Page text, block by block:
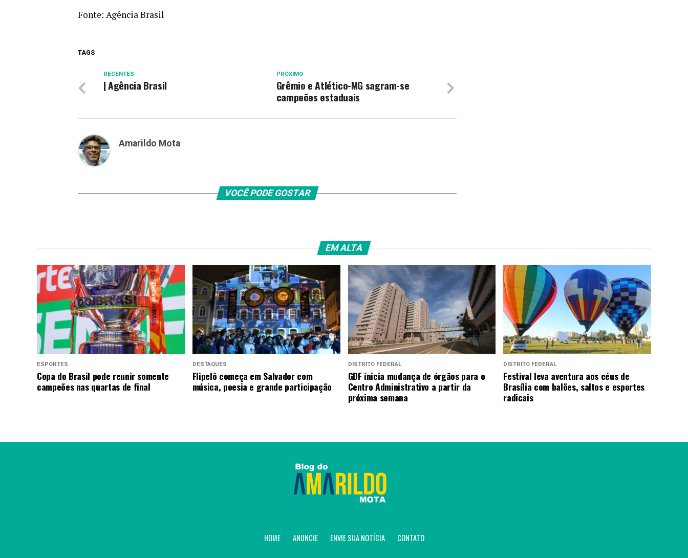
Fonte: Agência Brasil
TAGS
PRÓXIMO
Grêmio e Atlético-MG sagram-se
campeões estaduais
RECENTES
| Agência Brasil
Amarildo Mota
VOCÊ PODE GOSTAR
EM ALTA
ESPORTES
Copa do Brasil pode reunir somente
campeões nas quartas de final
DESTAQUES
Flipelô começa em Salvador com
música, poesia e grande participação
DISTRITO FEDERAL
GDF inicia mudança de órgãos para o
Centro Administrativo a partir da
próxima semana
DISTRITO FEDERAL
Festival leva aventura aos céus de
Brasília com balões, saltos e esportes
radicais
HOME ANUNCIE ENVIE SUA NOTÍCIA CONTATO